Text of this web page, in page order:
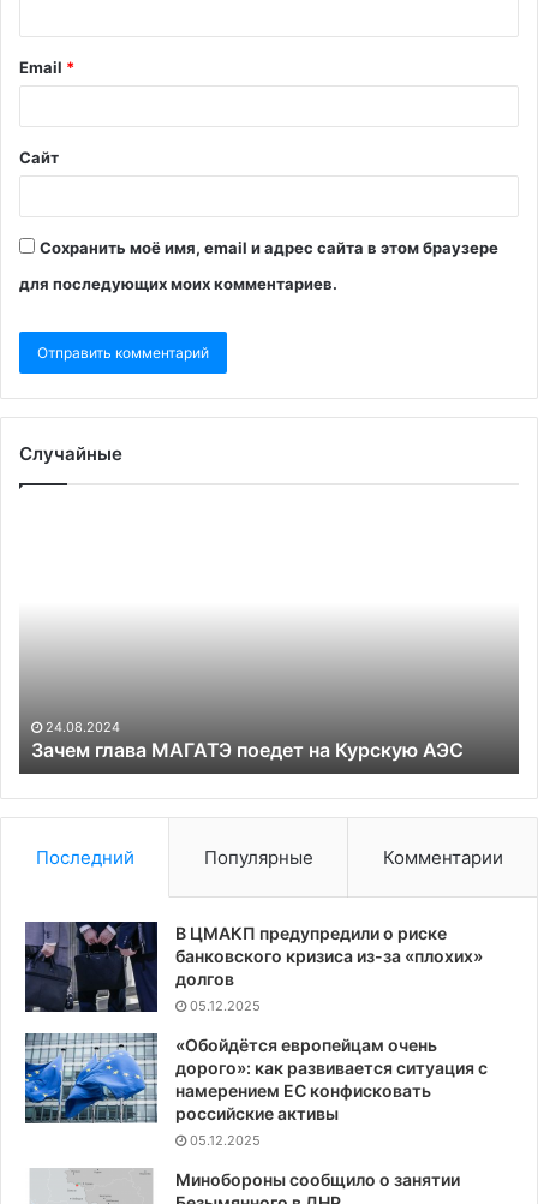
Email *
Сайт
Сохранить моё имя, email и адрес сайта в этом браузере
для последующих моих комментариев.
Случайные
АЭС
кандидата на выборах в Венесуэле
Последний Популярные Комментарии
В ЦМАКП предупредили о риске
банковского кризиса из-за «плохих»
долгов
05.12.2025
«Обойдётся европейцам очень
дорого»: как развивается ситуация с
намерением ЕС конфисковать
российские активы
05.12.2025
Минобороны сообщило о занятии